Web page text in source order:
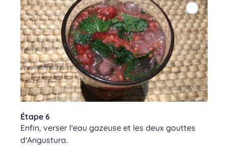
Étape 6
Enfin, verser l'eau gazeuse et les deux gouttes
d'Angustura.